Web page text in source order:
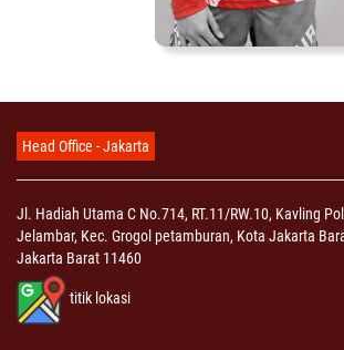
Head Office - Jakarta
Jl. Hadiah Utama C No.714, RT.11/RW.10, Kavling
Jelambar, Kec. Grogol petamburan, Kota Jakarta
Jakarta Barat 11460
titik lokasi